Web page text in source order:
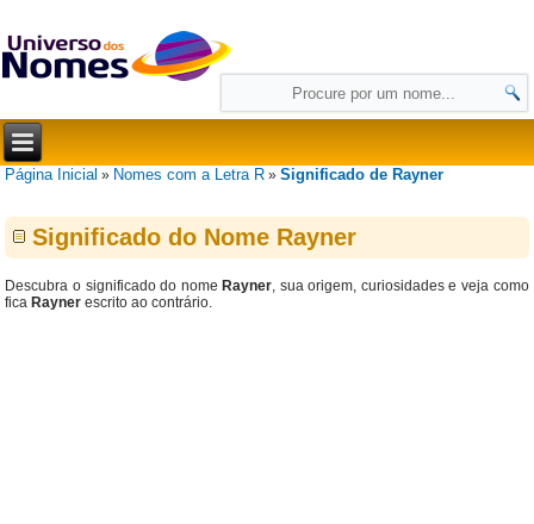
Página Inicial » Nomes com a Letra R »Significado de Rayner
Significado do Nome Rayner
Descubra o significado do nome Rayner, sua origem, curiosidades e veja como
fica Rayner escrito ao contrário.